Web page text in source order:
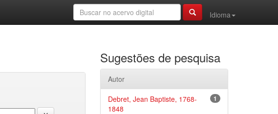
Idioma
Sugestões de pesquisa
Autor
1
Debret, Jean Baptiste, 1768-
1848